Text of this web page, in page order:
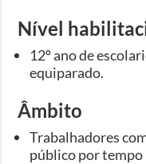
Nível
12º ano de
equiparado.
Âmbito
Trabalhadores
público por